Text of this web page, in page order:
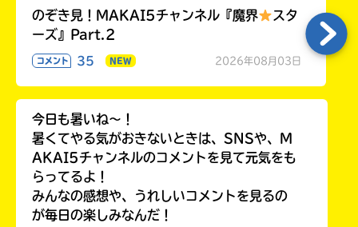
のぞき見！MAKAI5チャンネル『魔界
スタ
ーズ』Part.2
コメント 35 NEW 2026年08月03日
今日も暑いね〜！
暑くてやる気がおきないときは、SNSや、M
AKAI5チャンネルのコメントを見て元気をも
らってるよ！
みんなの感想や、うれしいコメントを見るの
が毎日の楽しみなんだ！